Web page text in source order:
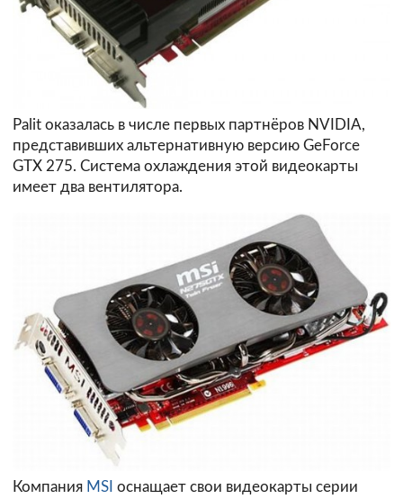
Palit оказалась в числе первых партнёров NVIDIA,
представивших альтернативную версию GeForce
GTX 275. Система охлаждения этой видеокарты
имеет два вентилятора.
Компания MSI оснащает свои видеокарты серии